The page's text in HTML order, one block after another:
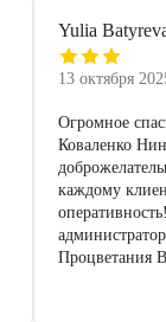
Yulia
13 октября
Огромное
Коваленко
каждому